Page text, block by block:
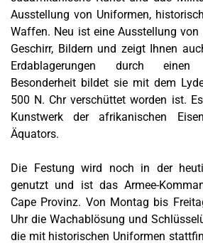
Ausstellung von Uniformen,
Waffen. Neu ist eine Ausstellung von
Geschirr, Bildern und zeigt Ihnen
Erdablagerungen durch
Besonderheit bildet sie mit dem
500 N. Chr verschüttet worden ist.
Kunstwerk der afrikanischen
Äquators.
Die Festung wird noch in der
genutzt und ist das Armee-
Cape Provinz. Von Montag bis
Uhr die Wachablösung und
die mit historischen Uniformen